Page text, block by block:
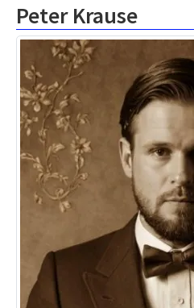
Peter Krause